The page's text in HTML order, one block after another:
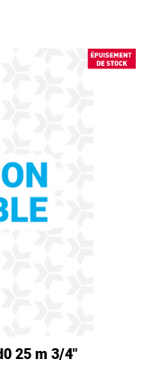
25 m 3/4"